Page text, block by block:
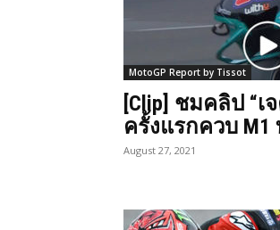
MotoGP Report by Tissot
[Clip] ชมคลิป “
ครั้งแรกควบ M1
August 27, 2021